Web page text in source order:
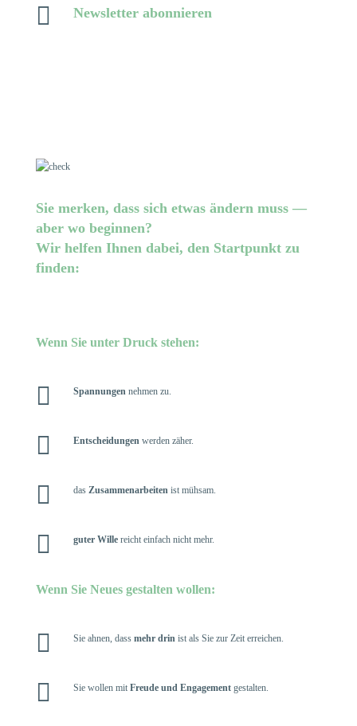
 Newsletter abonnieren
Sie merken, dass sich etwas ändern muss —
aber wo beginnen?
Wir helfen Ihnen dabei, den Startpunkt zu
finden:
Wenn Sie unter Druck stehen:
 Spannungen nehmen zu.
 Entscheidungen werden zäher.
 das Zusammenarbeiten ist mühsam.
 guter Willereicht einfach nicht mehr.
Wenn Sie Neues gestalten wollen:
 Sie ahnen, dass mehr drin ist als Sie zur Zeit erreichen.
 Sie wollen mit Freude und Engagementgestalten.